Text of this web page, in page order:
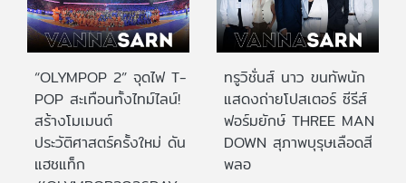
“OLYMPOP 2” จุดไฟ T-
POP สะเทือนทั้งไทม์ไลน์!
สร้างโมเมนต์
ประวัติศาสตร์ครั้งใหม่ ดัน
แฮชแท็ก
ทรูวิชั่นส์ นาว ขนทัพนัก
แสดงถ่ายโปสเตอร์ ซีรีส์
ฟอร์มยักษ์ THREE MAN
DOWN สุภาพบุรุษเลือดสี
พลอ